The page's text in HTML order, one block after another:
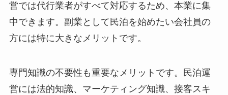
営では代行業者がすべて対応するため、本業に集
中できます。副業として民泊を始めたい会社員の
方には特に大きなメリットです。
専門知識の不要性も重要なメリットです。民泊運
営には法的知識、マーケティング知識、接客スキ